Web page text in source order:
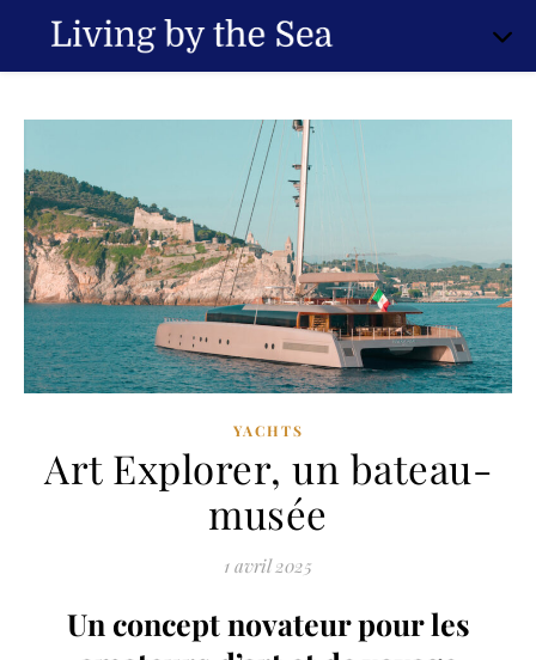
YACHTS
Art Explorer, un bateau-
musée
1 avril 2025
Un concept novateur pour les